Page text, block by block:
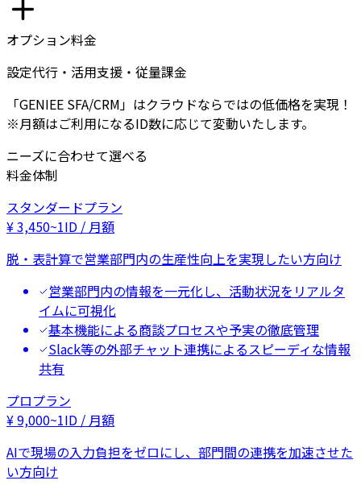
オプション料金
設定代行・活用支援・従量課金
「GENIEE SFA/CRM」はクラウドならではの低価格を実現！
※月額はご利用になるID数に応じて変動いたします。
ニーズに合わせて選べる
料金体制
スタンダードプラン
¥3,450~1ID / 月額
脱・表計算で営業部門内の生産性向上を実現したい方向け
営業部門内の情報を一元化し、活動状況をリアルタ
イムに可視化
基本機能による商談プロセスや予実の徹底管理
Slack等の外部チャット連携によるスピーディな情報
共有
プロプラン
¥9,000~1ID / 月額
AIで現場の入力負担をゼロにし、部門間の連携を加速させた
い方向け